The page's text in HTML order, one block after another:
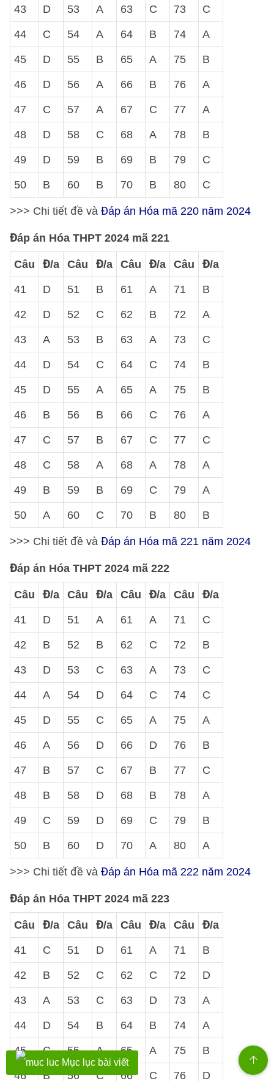
43 D 53 A 63 C 73 C
44 C 54 A 64 B 74 A
45 D 55 B 65 A 75 B
46 D 56 A 66 B 76 A
47 C 57 A 67 C 77 A
48 D 58 C 68 A 78 B
49 D 59 B 69 B 79 C
50 B 60 B 70 B 80 C
>>> Chi tiết đề và Đáp án Hóa mã 220 năm 2024
Đáp án Hóa THPT 2024 mã 221
Câu Đ/a Câu Đ/a Câu Đ/a Câu Đ/a
41 D 51 B 61 A 71 B
42 D 52 C 62 B 72 A
43 A 53 B 63 A 73 C
44 D 54 C 64 C 74 B
45 D 55 A 65 A 75 B
46 B 56 B 66 C 76 A
47 C 57 B 67 C 77 C
48 C 58 A 68 A 78 A
49 B 59 B 69 C 79 A
50 A 60 C 70 B 80 B
>>> Chi tiết đề và Đáp án Hóa mã 221 năm 2024
Đáp án Hóa THPT 2024 mã 222
Câu Đ/a Câu Đ/a Câu Đ/a Câu Đ/a
41 D 51 A 61 A 71 C
42 B 52 B 62 C 72 B
43 D 53 C 63 A 73 C
44 A 54 D 64 C 74 C
45 D 55 C 65 A 75 A
46 A 56 D 66 D 76 B
47 B 57 C 67 B 77 C
48 B 58 D 68 B 78 A
49 C 59 D 69 C 79 B
50 B 60 D 70 A 80 A
>>> Chi tiết đề và Đáp án Hóa mã 222 năm 2024
Đáp án Hóa THPT 2024 mã 223
Câu Đ/a Câu Đ/a Câu Đ/a Câu Đ/a
41 C 51 D 61 A 71 B
42 B 52 C 62 C 72 D
43 A 53 C 63 D 73 A
44 D 54 B 64 B 74 A
45 C 55 A 65 A 75 B
46 B 56 C 66 C 76 D
Mục lục bài viết